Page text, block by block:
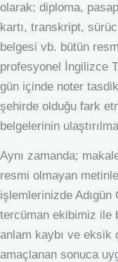
olarak; diploma,
kartı, transkript,
belgesi vb. bütün
profesyonel İngilizce
gün içinde noter
şehirde olduğu fark
belgelerinin
Aynı zamanda;
resmi olmayan
işlemlerinizde
tercüman ekibimiz ile
anlam kaybı ve
amaçlanan sonuca